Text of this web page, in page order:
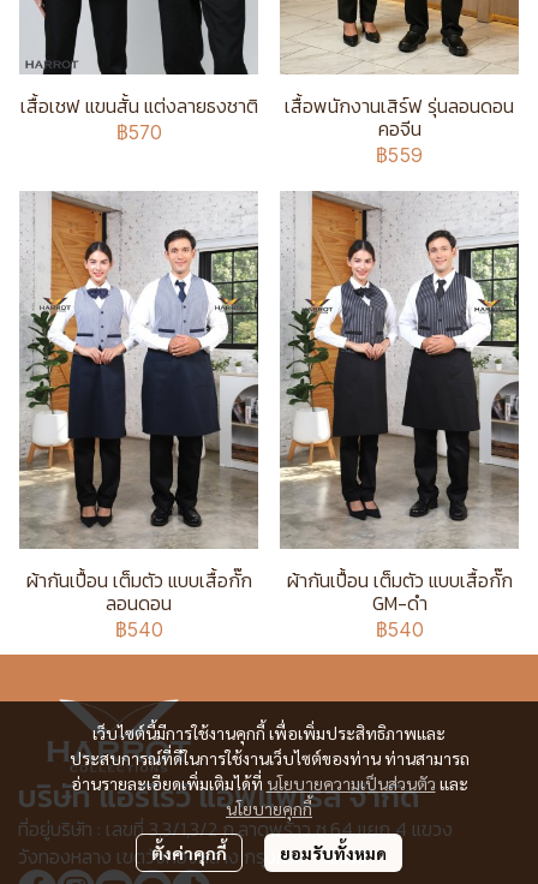
เสื้อเชฟ แขนสั้น แต่งลายธงชาติ
฿570
เสื้อพนักงานเสิร์ฟ รุ่นลอนดอน
คอจีน
฿559
ผ้ากันเปื้อน เต็มตัว แบบเสื้อกั๊ก
ลอนดอน
฿540
ผ้ากันเปื้อน เต็มตัว แบบเสื้อกั๊ก
GM-ดำ
฿540
เว็บไซต์นี้มีการใช้งานคุกกี้ เพื่อเพิ่มประสิทธิภาพและ
ประสบการณ์ที่ดีในการใช้งานเว็บไซต์ของท่าน ท่านสามารถ
อ่านรายละเอียดเพิ่มเติมได้ที่ นโยบายความเป็นส่วนตัว และ
นโยบายคุกกี้
ตั้งค่าคุกกี้ ยอมรับทั้งหมด
บริษัท แอร์โรว์ แอพแพเรล จำกัด
ที่อยู่บริษัท : เลขที่ 3,3/1,3/2 ก.ลาดพร้าว ซ.64 แยก 4 แขวง
วังทองหลาง เขตวังทองหลาง กรุงเทพฯ 10310